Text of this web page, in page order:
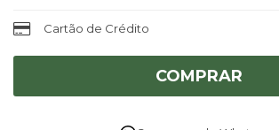
Cartão de Crédito
COMPRAR